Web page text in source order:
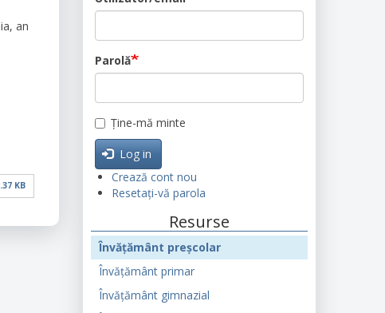
an
KB
Parolă
Ține-mă minte
Log in
Crează cont nou
Resetați-vă parola
Resurse
Învățământ preșcolar
Învățământ primar
Învățământ gimnazial